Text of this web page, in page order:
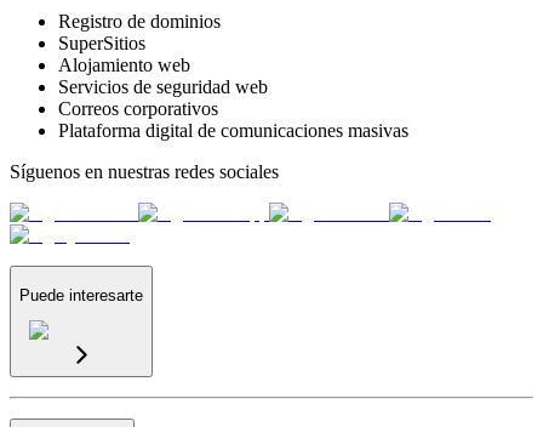
Registro de dominios
SuperSitios
Alojamiento web
Servicios de seguridad web
Correos corporativos
Plataforma digital de comunicaciones masivas
Síguenos en nuestras redes sociales
Puede interesarte